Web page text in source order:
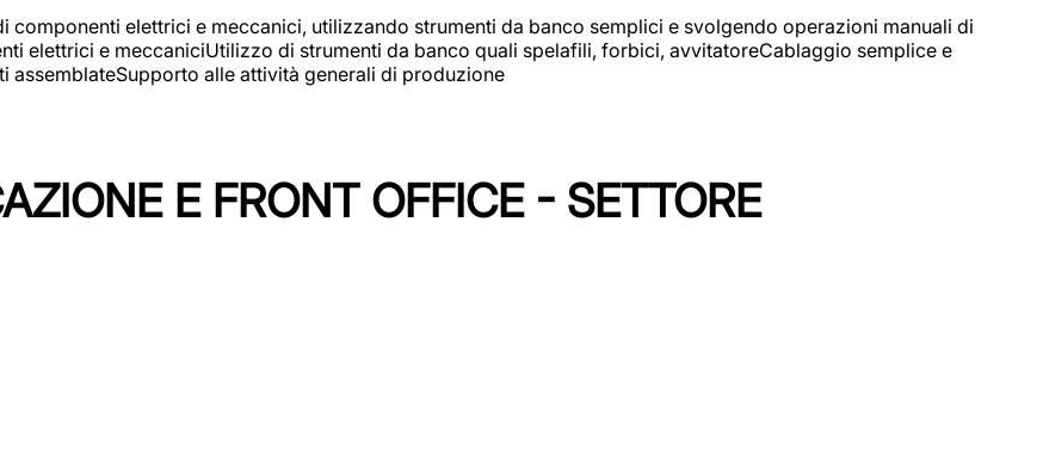
elettrici e meccanici, utilizzando strumenti da banco semplici e svolgendo operazioni manuali di
elettrici e meccaniciUtilizzo di strumenti da banco quali spelafili, forbici, avvitatoreCablaggio semplice e
alle attività generali di produzione
E FRONT OFFICE - SETTORE